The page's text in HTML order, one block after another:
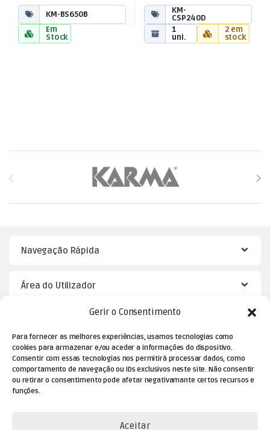
Gerir o Consentimento
Para fornecer as melhores experiências, usamos tecnologias como
cookies para armazenar e/ou aceder a informações do dispositivo.
Consentir com essas tecnologias nos permitirá processar dados, como
comportamento de navegação ou IDs exclusivos neste site. Não consentir
ou retirar o consentimento pode afetar negativamante certos recursos e
funções.
Aceitar
KM-BS650B
Em
Stock
KM-
CSP240D
1
uni.
2 em
stock
Brands Carousel
Navegação Rápida
Área do Utilizador